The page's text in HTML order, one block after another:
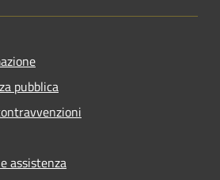
pubblica
assistenza